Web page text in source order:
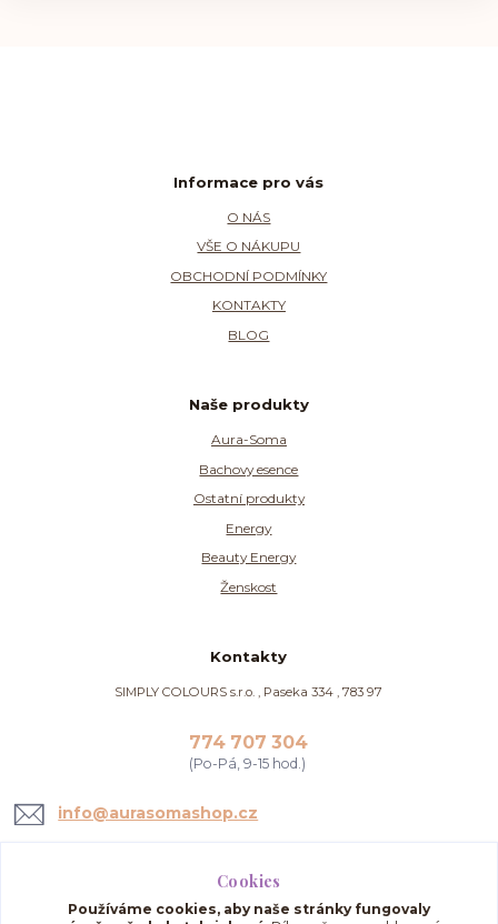
Informace pro vás
O NÁS
VŠE O NÁKUPU
OBCHODNÍ PODMÍNKY
KONTAKTY
BLOG
Naše produkty
Aura-Soma
Bachovy esence
Ostatní produkty
Energy
Beauty Energy
Ženskost
Kontakty
SIMPLY COLOURS s.r.o. , Paseka 334 , 783 97
774 707 304
(Po-Pá, 9-15 hod.)
info@aurasomashop.cz
Cookies
Používáme cookies, aby naše stránky fungovaly